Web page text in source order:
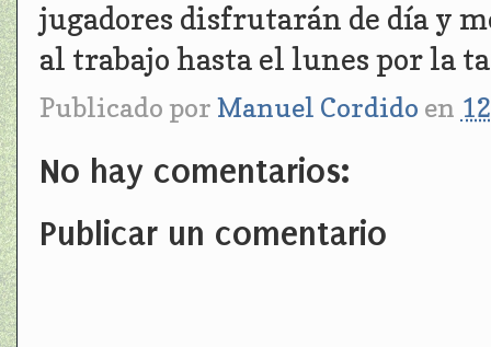
jugadores disfrutarán de día y
al trabajo hasta el lunes por la
Publicado por Manuel Cordido en
No hay comentarios:
Publicar un comentario